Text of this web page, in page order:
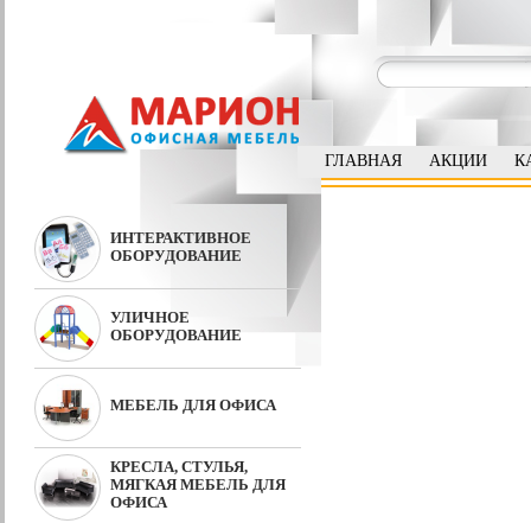
ГЛАВНАЯ АКЦИИ
ИНТЕРАКТИВНОЕ
ОБОРУДОВАНИЕ
УЛИЧНОЕ
ОБОРУДОВАНИЕ
МЕБЕЛЬ ДЛЯ ОФИСА
КРЕСЛА, СТУЛЬЯ,
МЯГКАЯ МЕБЕЛЬ ДЛЯ
ОФИСА